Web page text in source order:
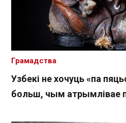
Узбекі не хочуць «па
больш, чым атрымлівае
Грамадства